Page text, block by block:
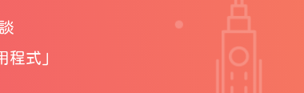
程式 」